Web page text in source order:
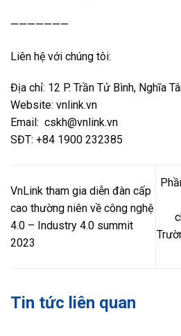
———————
Liên hệ với chúng tôi:
Địa chỉ: 12 P. Trần Tử Bình, Nghĩa
Website: vnlink.vn
Email: cskh@vnlink.vn
SĐT: +84 1900 232385
VnLink tham gia diễn đàn cấp
cao thường niên về công nghệ
4.0 – Industry 4.0 summit
2023
Tin tức liên quan